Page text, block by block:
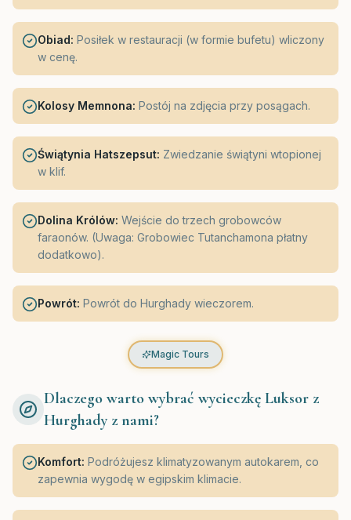
Obiad: Posiłek w restauracji (w formie bufetu) wliczony
w cenę.
Kolosy Memnona: Postój na zdjęcia przy posągach.
Świątynia Hatszepsut: Zwiedzanie świątyni wtopionej
w klif.
Dolina Królów: Wejście do trzech grobowców
faraonów. (Uwaga: Grobowiec Tutanchamona płatny
dodatkowo).
Powrót: Powrót do Hurghady wieczorem.
Magic Tours
Dlaczego warto wybrać wycieczkę Luksor z
Hurghady z nami?
Komfort: Podróżujesz klimatyzowanym autokarem, co
zapewnia wygodę w egipskim klimacie.